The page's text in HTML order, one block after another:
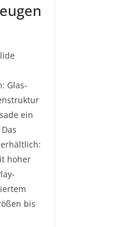
Glas-
ein
hoher
bis